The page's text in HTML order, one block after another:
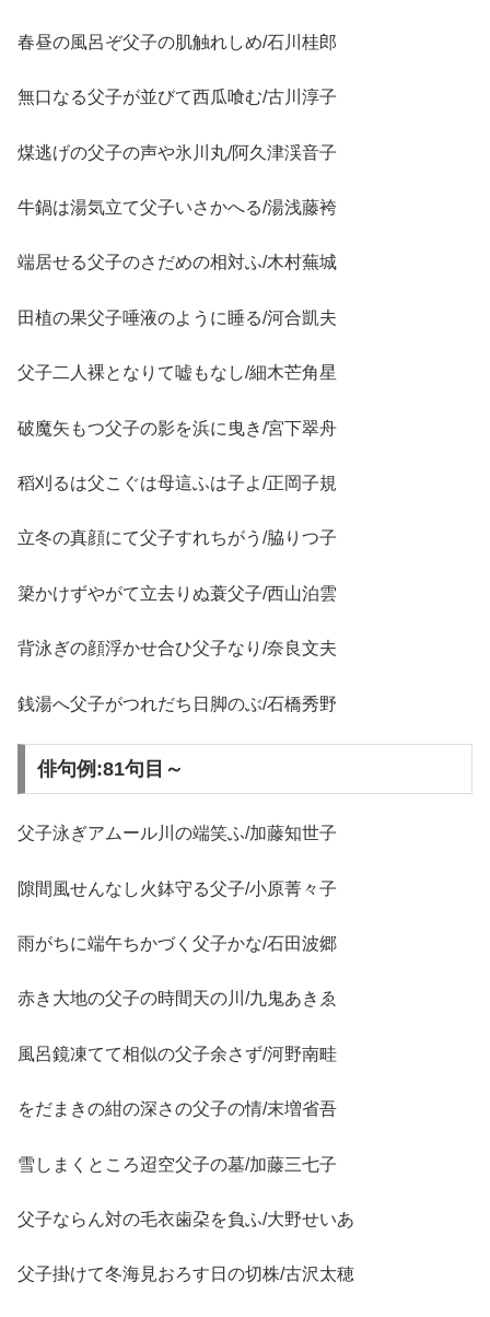
春昼の風呂ぞ父子の肌触れしめ/石川桂郎
無口なる父子が並びて西瓜喰む/古川淳子
煤逃げの父子の声や氷川丸/阿久津渓音子
牛鍋は湯気立て父子いさかへる/湯浅藤袴
端居せる父子のさだめの相対ふ/木村蕪城
田植の果父子唾液のように睡る/河合凱夫
父子二人裸となりて嘘もなし/細木芒角星
破魔矢もつ父子の影を浜に曳き/宮下翠舟
稻刈るは父こぐは母這ふは子よ/正岡子規
立冬の真顔にて父子すれちがう/脇りつ子
簗かけずやがて立去りぬ蓑父子/西山泊雲
背泳ぎの顔浮かせ合ひ父子なり/奈良文夫
銭湯へ父子がつれだち日脚のぶ/石橋秀野
俳句例:81句目～
父子泳ぎアムール川の端笑ふ/加藤知世子
隙間風せんなし火鉢守る父子/小原菁々子
雨がちに端午ちかづく父子かな/石田波郷
赤き大地の父子の時間天の川/九鬼あきゑ
風呂鏡凍てて相似の父子余さず/河野南畦
をだまきの紺の深さの父子の情/末増省吾
雪しまくところ迢空父子の墓/加藤三七子
父子ならん対の毛衣歯朶を負ふ/大野せいあ
父子掛けて冬海見おろす日の切株/古沢太穂